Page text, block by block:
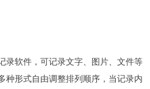
录软件，可记录文字、图片、文件等
种形式自由调整排列顺序，当记录内